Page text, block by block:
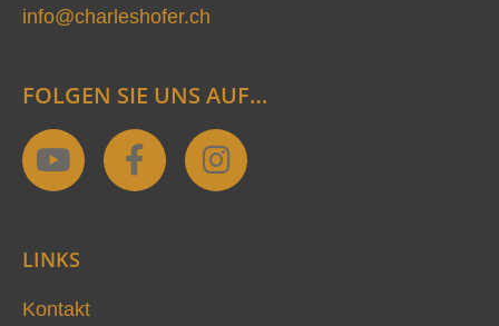
info@charleshofer.ch
FOLGEN SIE UNS AUF…
Y
o
u
b
F
a
I
n
LINKS
Kontakt